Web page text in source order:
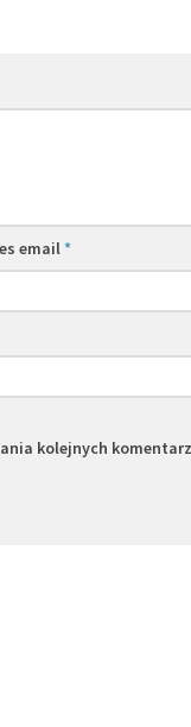
email*
kolejnych